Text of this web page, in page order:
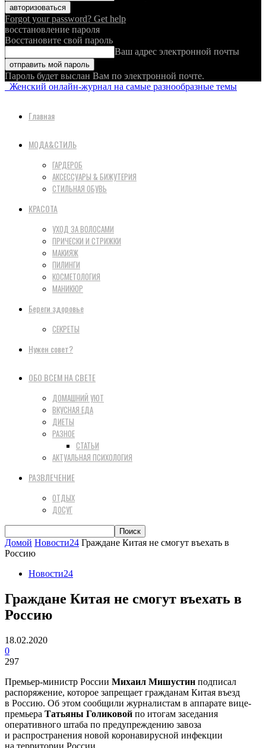
Forgot your password? Get help
восстановление пароля
Восстановите свой пароль
Ваш адрес электронной почты
Пароль будет выслан Вам по электронной почте.
Женский онлайн-журнал на самые разнообразные темы
Главная
МОДА&СТИЛЬ
ГАРДЕРОБ
АКСЕССУАРЫ & БИЖУТЕРИЯ
СТИЛЬНАЯ ОБУВЬ
КРАСОТА
УХОД ЗА ВОЛОСАМИ
ПРИЧЕСКИ И СТРИЖКИ
МАКИЯЖ
ПИЛИНГИ
КОСМЕТОЛОГИЯ
МАНИКЮР
Береги здоровье
СЕКРЕТЫ
Нужен совет?
ОБО ВСЕМ НА СВЕТЕ
ДОМАШНИЙ УЮТ
ВКУСНАЯ ЕДА
ДИЕТЫ
РАЗНОЕ
СТАТЬИ
АКТУАЛЬНАЯ ПСИХОЛОГИЯ
РАЗВЛЕЧЕНИЕ
ОТДЫХ
ДОСУГ
Домой Новости24 Граждане Китая не смогут въехать в
Россию
Новости24
Граждане Китая не смогут въехать в
Россию
18.02.2020
0
297
Премьер-министр России Михаил Мишустин подписал
распоряжение, которое запрещает гражданам Китая въезд
в Россию. Об этом сообщили журналистам в аппарате вице-
премьера Татьяны Голиковой по итогам заседания
оперативного штаба по предупреждению завоза
и распространения новой коронавирусной инфекции
на территории России.